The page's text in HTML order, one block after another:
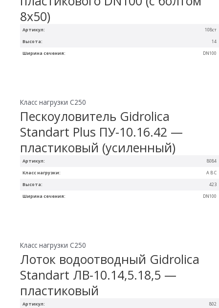
Артикул: 108ст
Ширина сечения: DN100
Высота: 14
8х50)
Артикул: 8084
Ширина сечения: DN100
Высота: 423
Класс нагрузки: A B C
Класс нагрузки C250
Пескоуловитель Gidrolica
Standart Plus ПУ-10.16.42 —
пластиковый (усиленный)
Артикул: 802
Класс нагрузки C250
Лоток водоотводный Gidrolica
Standart ЛВ-10.14,5.18,5 —
пластиковый